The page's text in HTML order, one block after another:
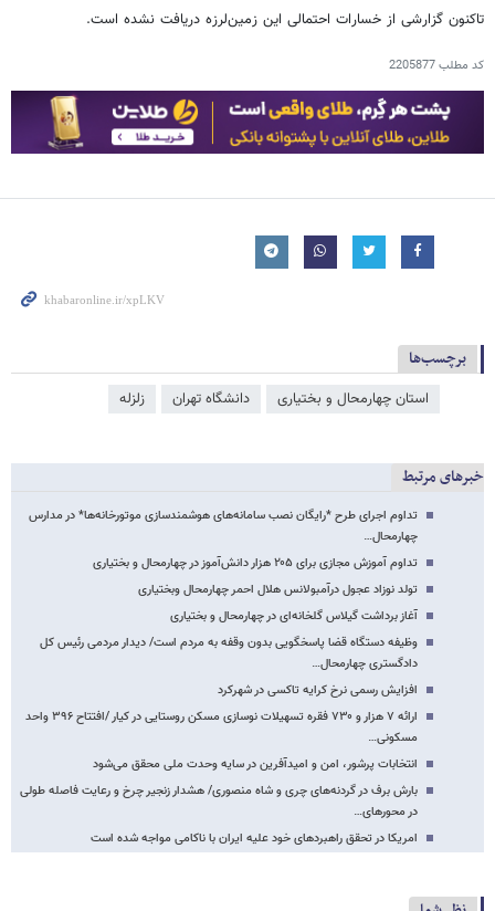
تاکنون گزارشی از خسارات احتمالی این زمین‌لرزه دریافت نشده است.
کد مطلب2205877
برچسب‌ها
استان چهارمحال و بختیاری دانشگاه تهران زلزله
خبرهای مرتبط
تداوم اجرای طرح *رایگان نصب سامانه‌های هوشمندسازی موتورخانه‌ها* در مدارس
چهارمحال…
تداوم آموزش مجازی برای ۲۰۵ هزار دانش‌آموز در چهارمحال و بختیاری
تولد نوزاد عجول درآمبولانس هلال احمر چهارمحال وبختیاری
آغاز برداشت گیلاس گلخانه‌ای در چهارمحال و بختیاری
وظیفه دستگاه قضا پاسخگویی بدون وقفه به مردم است/ دیدار مردمی رئیس کل
دادگستری چهارمحال…
افزایش رسمی نرخ کرایه تاکسی در شهرکرد
ارائه ۷ هزار و ۷۳۰ فقره تسهیلات نوسازی مسکن روستایی در کیار /افتتاح ۳۹۶ واحد
مسکونی…
انتخابات پرشور، امن و امیدآفرین در سایه وحدت ملی محقق می‌شود
بارش برف در گردنه‌های چری و شاه منصوری/ هشدار زنجیر چرخ و رعایت فاصله طولی
در محورهای…
امریکا در تحقق راهبردهای خود علیه ایران با ناکامی مواجه شده است